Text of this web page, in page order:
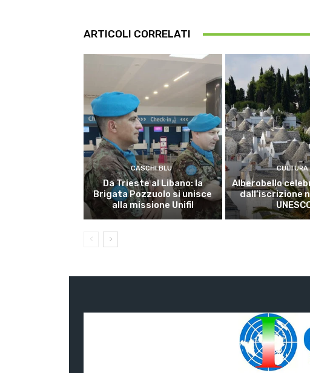
ARTICOLI CORRELATI
CASCHI BLU
Da Trieste al Libano: la
Brigata Pozzuolo si unisce
alla missione Unifil
CULTURA
Alberobello
dall’iscrizione